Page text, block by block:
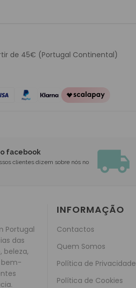
de 45€ (Portugal Continental)
facebook
clientes dizem sobre nós no
Portugal
das
beleza,
bem-
INFORMAÇÃO
Contactos
Quem Somos
Política de Privacidade
Política de Cookies